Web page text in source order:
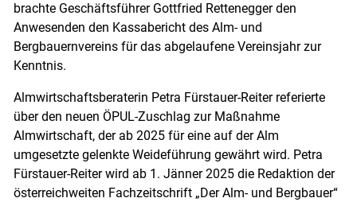
brachte Geschäftsführer Gottfried Rettenegger den
Anwesenden den Kassabericht des Alm- und
Bergbauernvereins für das abgelaufene Vereinsjahr zur
Kenntnis.
Almwirtschaftsberaterin Pet­ra Fürstauer-Reiter referierte
über den neuen ÖPUL-Zuschlag zur Maßnahme
Almwirtschaft, der ab 2025 für eine auf der Alm
umgesetzte gelenkte Weideführung gewährt wird. Petra
Fürstauer-Reiter wird ab 1. Jänner 2025 die Redaktion der
österreichweiten Fachzeitschrift „Der Alm- und Bergbauer“